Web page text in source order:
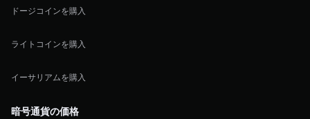
ドージコインを購入
ライトコインを購入
イーサリアムを購入
暗号通貨の価格